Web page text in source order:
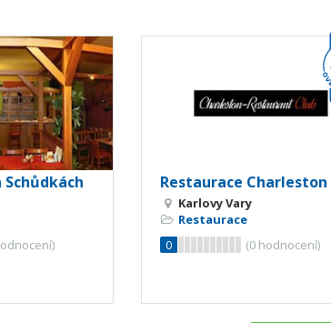
Restaurace Charleston
Karlovy Vary
Restaurace
0
(0 hodnocení)